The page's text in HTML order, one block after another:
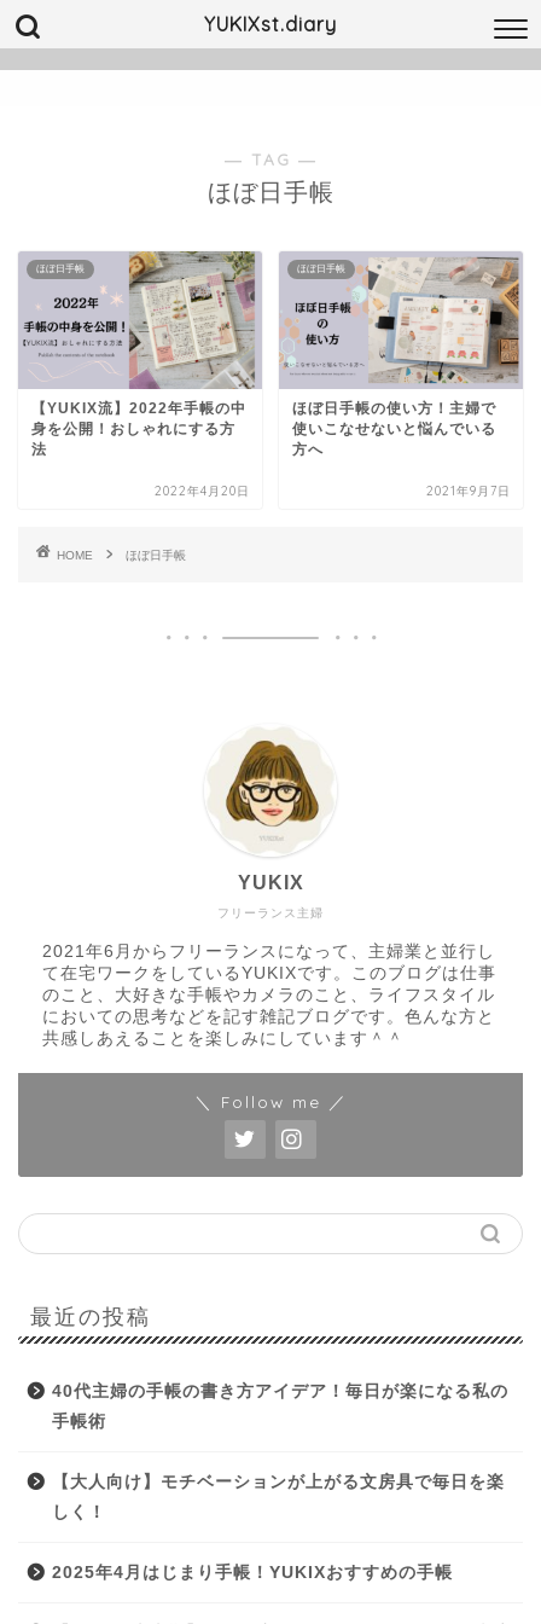
YUKIXst.diary
― TAG ―
ほぼ日手帳
ほぼ日手帳
【YUKIX流】2022年手帳の中
身を公開！おしゃれにする方
法
2022年4月20日
ほぼ日手帳
ほぼ日手帳の使い方！主婦で
使いこなせないと悩んでいる
方へ
2021年9月7日
HOME ほぼ日手帳
フリーランス主婦
YUKIX
2021年6月からフリーランスになって、主婦業と並行し
て在宅ワークをしているYUKIXです。このブログは仕事
のこと、大好きな手帳やカメラのこと、ライフスタイル
においての思考などを記す雑記ブログです。色んな方と
共感しあえることを楽しみにしています＾＾
＼ Follow me ／
最近の投稿
40代主婦の手帳の書き方アイデア！毎日が楽になる私の
手帳術
【大人向け】モチベーションが上がる文房具で毎日を楽
しく！
2025年4月はじまり手帳！YUKIXおすすめの手帳